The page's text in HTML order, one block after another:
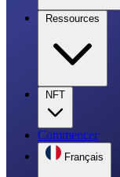
Ressources
NFT
Commencer
Français